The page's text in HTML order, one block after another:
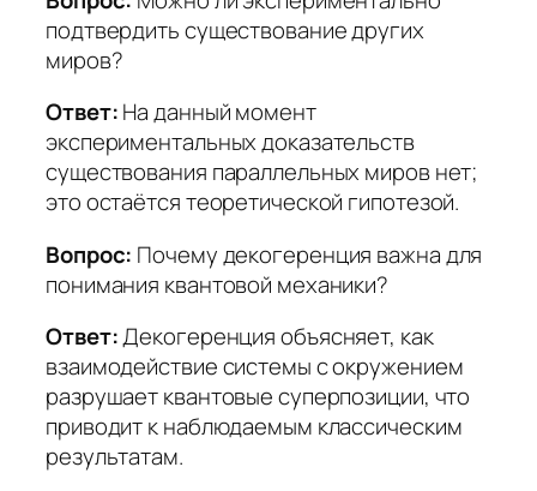
подтвердить существование других
миров?
Ответ:На данный момент
экспериментальных доказательств
существования параллельных миров нет;
это остаётся теоретической гипотезой.
Вопрос: Почему декогеренция важна для
понимания квантовой механики?
Ответ:Декогеренция объясняет, как
взаимодействие системы с окружением
разрушает квантовые суперпозиции, что
приводит к наблюдаемым классическим
результатам.